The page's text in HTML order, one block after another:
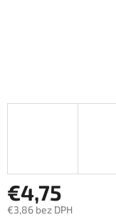
€4,75
€3,86 bez DPH